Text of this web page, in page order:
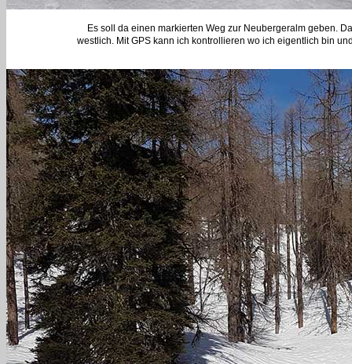
Es soll da einen markierten Weg zur Neubergeralm geben.
westlich. Mit GPS kann ich kontrollieren wo ich eigentlich bin